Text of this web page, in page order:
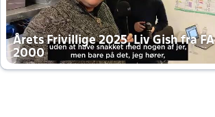
Årets Frivillige 2025, Liv Gish fra FA
2000